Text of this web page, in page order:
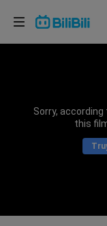
Sorry,
this
Lựa chọn
Bahasa Indonesia